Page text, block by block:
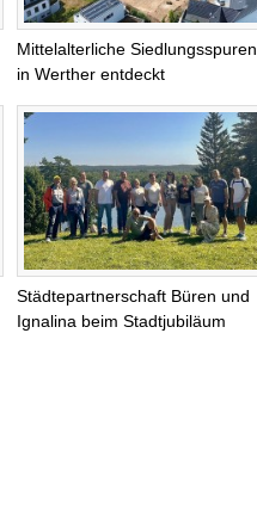
Mittelalterliche Siedlungsspuren
in Werther entdeckt
Städtepartnerschaft Büren und
Ignalina beim Stadtjubiläum